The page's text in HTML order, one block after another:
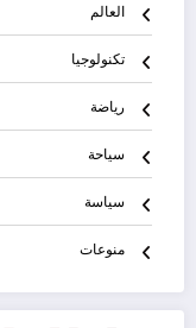
العالم
تكنولوجيا
رياضة
سياحة
سياسة
منوعات